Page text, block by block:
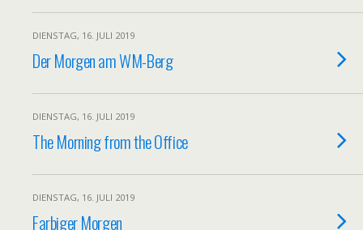
DIENSTAG, 16. JULI 2019
Der Morgen am WM-Berg
DIENSTAG, 16. JULI 2019
The Morning from the Office
DIENSTAG, 16. JULI 2019
Farbiger Morgen